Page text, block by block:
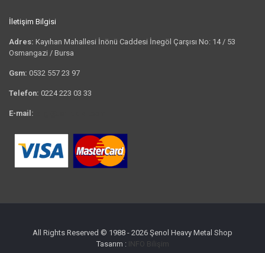
İletişim Bilgisi
Adres: Kayıhan Mahallesi İnönü Caddesi İnegöl Çarşısı No: 14 / 53
Osmangazi / Bursa
Gsm: 0532 557 23 97
Telefon: 0224 223 03 33
E-mail:
All Rights Reserved © 1988 - 2026 Şenol Heavy Metal Shop
Tasarım : INFO Bilişim